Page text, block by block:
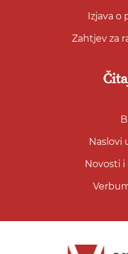
Izjava o
Zahtjev za
Naslovi
Novosti i